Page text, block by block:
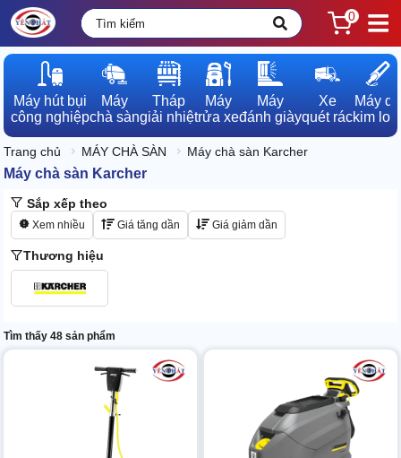
0
Máy hút bụi
công nghiệp
Máy
chà sàn
Tháp
giải nhiệt
Máy
rửa xe
Máy
đánh giày
Xe
quét rác
Máy dò
kim loại
Trang chủ MÁY CHÀ SÀN Máy chà sàn Karcher
Máy chà sàn Karcher
Sắp xếp theo
Xem nhiều Giá tăng dần Giá giảm dần
Thương hiệu
Tìm thấy 48 sản phẩm